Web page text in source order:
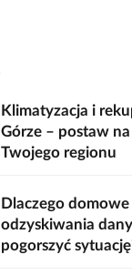
Klimatyzacja i
Górze – postaw
Twojego regionu
Dlaczego
odzyskiwania
pogorszyć